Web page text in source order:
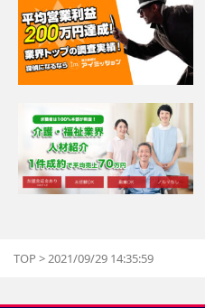
TOP >2021/09/29 14:35:59